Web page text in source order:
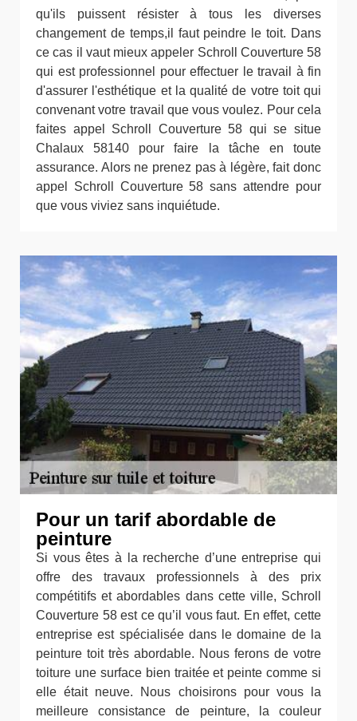
qu'ils puissent résister à tous les diverses
changement de temps,il faut peindre le toit. Dans
ce cas il vaut mieux appeler Schroll Couverture 58
qui est professionnel pour effectuer le travail à fin
d'assurer l'esthétique et la qualité de votre toit qui
convenant votre travail que vous voulez. Pour cela
faites appel Schroll Couverture 58 qui se situe
Chalaux 58140 pour faire la tâche en toute
assurance. Alors ne prenez pas à légère, fait donc
appel Schroll Couverture 58 sans attendre pour
que vous viviez sans inquiétude.
Pour un tarif abordable de
peinture
Si vous êtes à la recherche d’une entreprise qui
offre des travaux professionnels à des prix
compétitifs et abordables dans cette ville, Schroll
Couverture 58 est ce qu’il vous faut. En effet, cette
entreprise est spécialisée dans le domaine de la
peinture toit très abordable. Nous ferons de votre
toiture une surface bien traitée et peinte comme si
elle était neuve. Nous choisirons pour vous la
meilleure consistance de peinture, la couleur